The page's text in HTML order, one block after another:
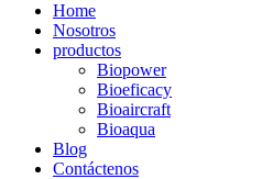
Home
Nosotros
productos
Biopower
Bioeficacy
Bioaircraft
Bioaqua
Blog
Contáctenos